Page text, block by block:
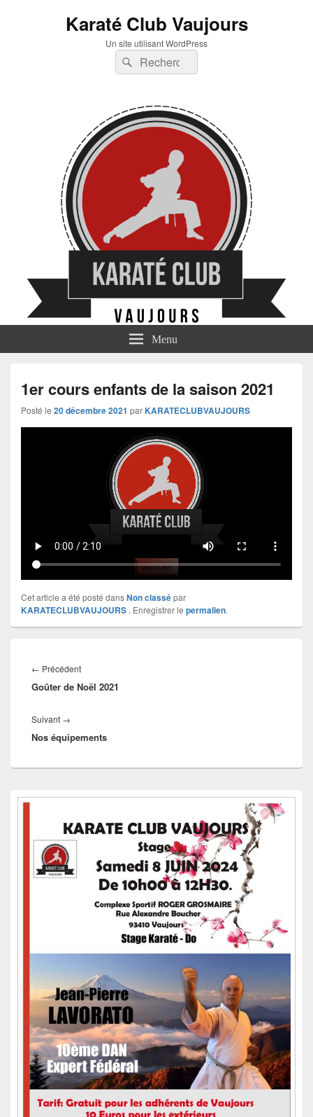
Karaté Club Vaujours
Un site utilisant WordPress
Recherche :
Rechercher
Menu
1er cours enfants de la saison 2021
Posté le 20 décembre 2021 parKARATECLUBVAUJOURS
Cet article a été posté dansNon classépar
KARATECLUBVAUJOURS . Enregistrer le permalien.
de
l’article
← PrécédentArticle
précédent :
Goûter de Noël 2021
Suivant →
suivant :
Nos équipements
Zone
principale